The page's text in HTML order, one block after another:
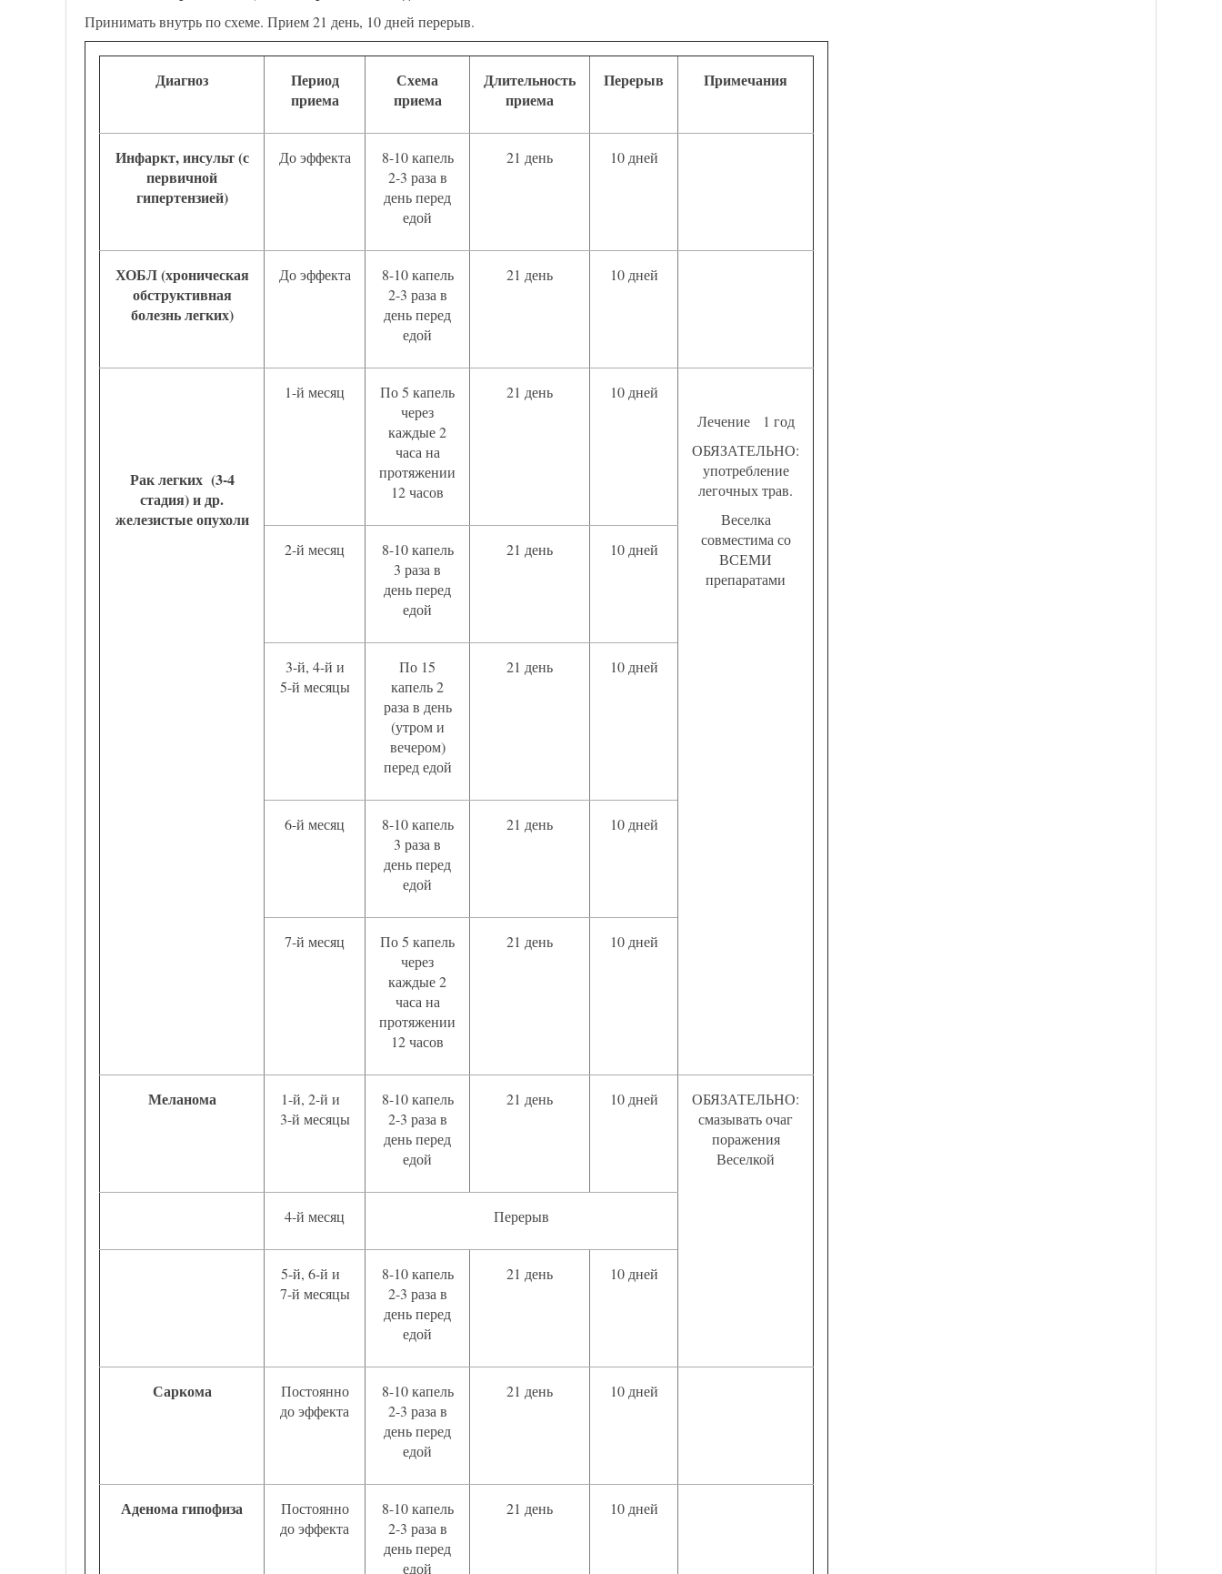
Принимать внутрь по схеме. Прием 21 день, 10 дней перерыв.
Диагноз
Период
приема
Схема
приема
Длительность
приема
Перерыв Примечания
Инфаркт, инсульт (с
первичной
гипертензией)
До эффекта
8-10 капель
2-3 раза в
день перед
едой
21 день 10 дней
ХОБЛ (хроническая
обструктивная
болезнь легких)
До эффекта
8-10 капель
2-3 раза в
день перед
едой
21 день 10 дней
Рак легких (3-4
стадия) и др.
железистые опухоли
1-й месяц
По 5 капель
через
каждые 2
часа на
протяжении
12 часов
21 день
10 дней
Лечение 1 год
ОБЯЗАТЕЛЬНО:
употребление
легочных трав.
Веселка
совместима со
ВСЕМИ
препаратами
2-й месяц
8-10 капель
3 раза в
день перед
едой
21 день 10 дней
3-й, 4-й и
5-й месяцы
По 15
капель 2
раза в день
(утром и
вечером)
перед едой
21 день 10 дней
6-й месяц
8-10 капель
3 раза в
день перед
едой
21 день 10 дней
7-й месяц
По 5 капель
через
каждые 2
часа на
протяжении
12 часов
21 день 10 дней
Меланома
1-й, 2-й и
3-й месяцы
8-10 капель
2-3 раза в
день перед
едой
21 день 10 дней
ОБЯЗАТЕЛЬНО:
смазывать очаг
поражения
Веселкой
4-й месяц Перерыв
5-й, 6-й и
7-й месяцы
8-10 капель
2-3 раза в
день перед
едой
21 день 10 дней
Саркома
Постоянно
до эффекта
8-10 капель
2-3 раза в
день перед
едой
21 день 10 дней
Аденома гипофиза
Постоянно
до эффекта
8-10 капель
2-3 раза в
день перед
едой
21 день 10 дней